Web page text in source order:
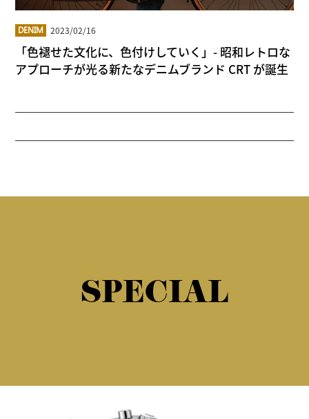
DENIM 2023/02/16
「色褪せた文化に、色付けしていく」- 昭和レトロな
アプローチが光る新たなデニムブランド CRT が誕生
SPECIAL